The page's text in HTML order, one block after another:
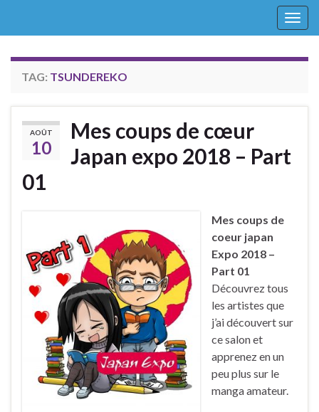
TAG: TSUNDEREKO
AOÛT
10
Mes coups de cœur
Japan expo 2018 – Part
01
Mes coups de
coeur japan
Expo 2018 –
Part 01
Découvrez tous
les artistes que
j’ai découvert sur
ce salon et
apprenez en un
peu plus sur le
manga amateur.